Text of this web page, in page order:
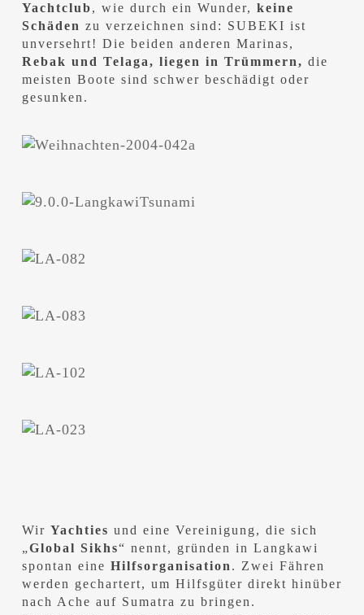
Yachtclub, wie durch ein Wunder, keine
Schäden zu verzeichnen sind: SUBEKI ist
unversehrt! Die beiden anderen Marinas,
Rebak und Telaga, liegen in Trümmern, die
meisten Boote sind schwer beschädigt oder
gesunken.
Wir Yachties und eine Vereinigung, die sich
„Global Sikhs“ nennt, gründen in Langkawi
spontan eine Hilfsorganisation. Zwei Fähren
werden gechartert, um Hilfsgüter direkt hinüber
nach Ache auf Sumatra zu bringen.